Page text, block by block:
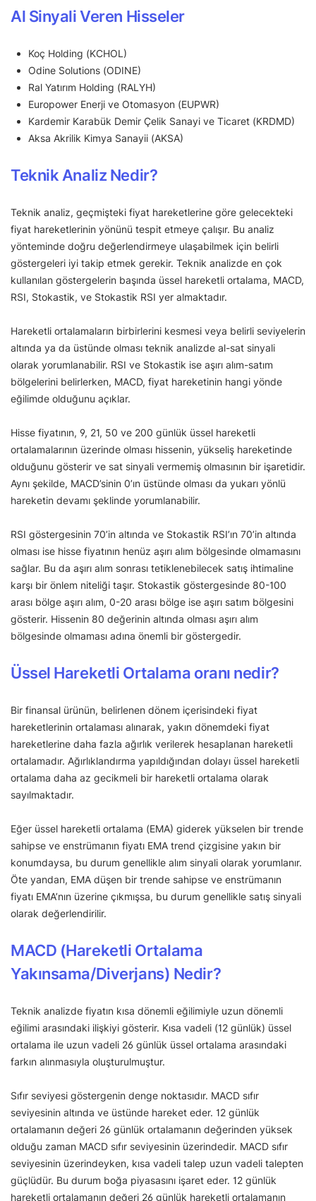
Al Sinyali Veren Hisseler
Koç Holding (KCHOL)
Odine Solutions (ODINE)
Ral Yatırım Holding (RALYH)
Europower Enerji ve Otomasyon (EUPWR)
Kardemir Karabük Demir Çelik Sanayi ve Ticaret (KRDMD)
Aksa Akrilik Kimya Sanayii (AKSA)
Teknik Analiz Nedir?
Teknik analiz, geçmişteki fiyat hareketlerine göre gelecekteki
fiyat hareketlerinin yönünü tespit etmeye çalışır. Bu analiz
yönteminde doğru değerlendirmeye ulaşabilmek için belirli
göstergeleri iyi takip etmek gerekir. Teknik analizde en çok
kullanılan göstergelerin başında üssel hareketli ortalama, MACD,
RSI, Stokastik, ve Stokastik RSI yer almaktadır.
Hareketli ortalamaların birbirlerini kesmesi veya belirli seviyelerin
altında ya da üstünde olması teknik analizde al-sat sinyali
olarak yorumlanabilir. RSI ve Stokastik ise aşırı alım-satım
bölgelerini belirlerken, MACD, fiyat hareketinin hangi yönde
eğilimde olduğunu açıklar.
Hisse fiyatının, 9, 21, 50 ve 200 günlük üssel hareketli
ortalamalarının üzerinde olması hissenin, yükseliş hareketinde
olduğunu gösterir ve sat sinyali vermemiş olmasının bir işaretidir.
Aynı şekilde, MACD’sinin 0’ın üstünde olması da yukarı yönlü
hareketin devamı şeklinde yorumlanabilir.
RSI göstergesinin 70’in altında ve Stokastik RSI’ın 70’in altında
olması ise hisse fiyatının henüz aşırı alım bölgesinde olmamasını
sağlar. Bu da aşırı alım sonrası tetiklenebilecek satış ihtimaline
karşı bir önlem niteliği taşır. Stokastik göstergesinde 80-100
arası bölge aşırı alım, 0-20 arası bölge ise aşırı satım bölgesini
gösterir. Hissenin 80 değerinin altında olması aşırı alım
bölgesinde olmaması adına önemli bir göstergedir.
Üssel Hareketli Ortalama oranı nedir?
Bir finansal ürünün, belirlenen dönem içerisindeki fiyat
hareketlerinin ortalaması alınarak, yakın dönemdeki fiyat
hareketlerine daha fazla ağırlık verilerek hesaplanan hareketli
ortalamadır. Ağırlıklandırma yapıldığından dolayı üssel hareketli
ortalama daha az gecikmeli bir hareketli ortalama olarak
sayılmaktadır.
Eğer üssel hareketli ortalama (EMA) giderek yükselen bir trende
sahipse ve enstrümanın fiyatı EMA trend çizgisine yakın bir
konumdaysa, bu durum genellikle alım sinyali olarak yorumlanır.
Öte yandan, EMA düşen bir trende sahipse ve enstrümanın
fiyatı EMA’nın üzerine çıkmışsa, bu durum genellikle satış sinyali
olarak değerlendirilir.
MACD (Hareketli Ortalama
Yakınsama/Diverjans) Nedir?
Teknik analizde fiyatın kısa dönemli eğilimiyle uzun dönemli
eğilimi arasındaki ilişkiyi gösterir. Kısa vadeli (12 günlük) üssel
ortalama ile uzun vadeli 26 günlük üssel ortalama arasındaki
farkın alınmasıyla oluşturulmuştur.
Sıfır seviyesi göstergenin denge noktasıdır. MACD sıfır
seviyesinin altında ve üstünde hareket eder. 12 günlük
ortalamanın değeri 26 günlük ortalamanın değerinden yüksek
olduğu zaman MACD sıfır seviyesinin üzerindedir. MACD sıfır
seviyesinin üzerindeyken, kısa vadeli talep uzun vadeli talepten
güçlüdür. Bu durum boğa piyasasını işaret eder. 12 günlük
hareketli ortalamanın değeri 26 günlük hareketli ortalamanın